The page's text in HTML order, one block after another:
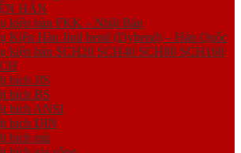
HÀN
kiện hàn FKK – Nhật Bản
Kiện Hàn Jinil bend (Dybend) – Hàn Quốc
kiện hàn SCH20 SCH40 SCH80 SCH160
bích JIS
bích BS
bích ANSI
bích DIN
bích mù